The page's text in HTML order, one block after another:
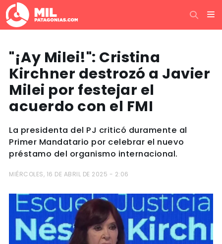
"¡Ay Milei!": Cristina
Kirchner destrozó a Javier
Milei por festejar el
acuerdo con el FMI
La presidenta del PJ criticó duramente al
Primer Mandatario por celebrar el nuevo
préstamo del organismo internacional.
MIÉRCOLES, 16 DE ABRIL DE 2025 - 2:06